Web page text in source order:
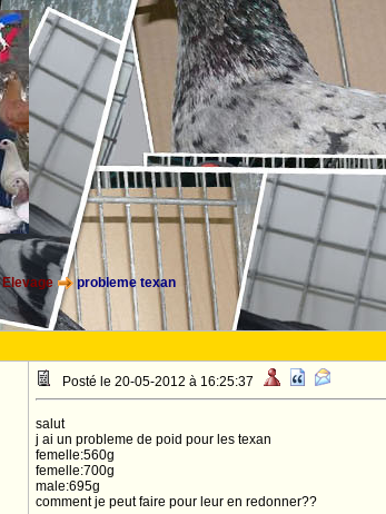
Elevage probleme texan
Posté le 20-05-2012 à 16:25:37
salut
j ai un probleme de poid pour les texan
femelle:560g
femelle:700g
male:695g
comment je peut faire pour leur en redonner??